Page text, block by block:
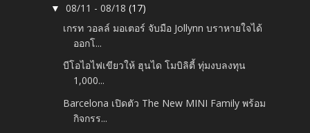
▼08/11 - 08/18(17)
เกรท วอลล์ มอเตอร์ จับมือ Jollynn บราหายใจได้
ออกโ...
บีโอไอไฟเขียวให้ ฮุนได โมบิลิตี้ ทุ่มงบลงทุน
1,000...
Barcelona เปิดตัว The New MINI Family พร้อม
กิจกรร...